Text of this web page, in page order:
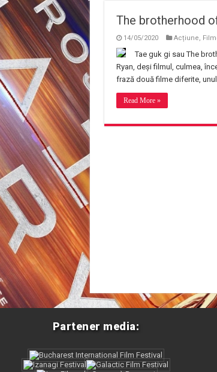
The brotherhood
14/05/2020 Acțiune,
Tae guk gi sau The
Ryan, deși filmul, culmea,
frază două filme diferite,
Read More »
Partener media: